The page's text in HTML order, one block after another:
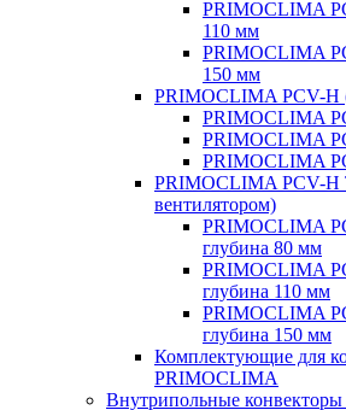
PRIMOCLIMA
110 мм
PRIMOCLIMA
150 мм
PRIMOCLIMA PCV-H
PRIMOCLIMA
PRIMOCLIMA
PRIMOCLIMA
PRIMOCLIMA PCV-H
вентилятором)
PRIMOCLIMA
глубина 80 мм
PRIMOCLIMA
глубина 110 мм
PRIMOCLIMA
глубина 150 мм
Комплектующие для
PRIMOCLIMA
Внутрипольные конвекторы